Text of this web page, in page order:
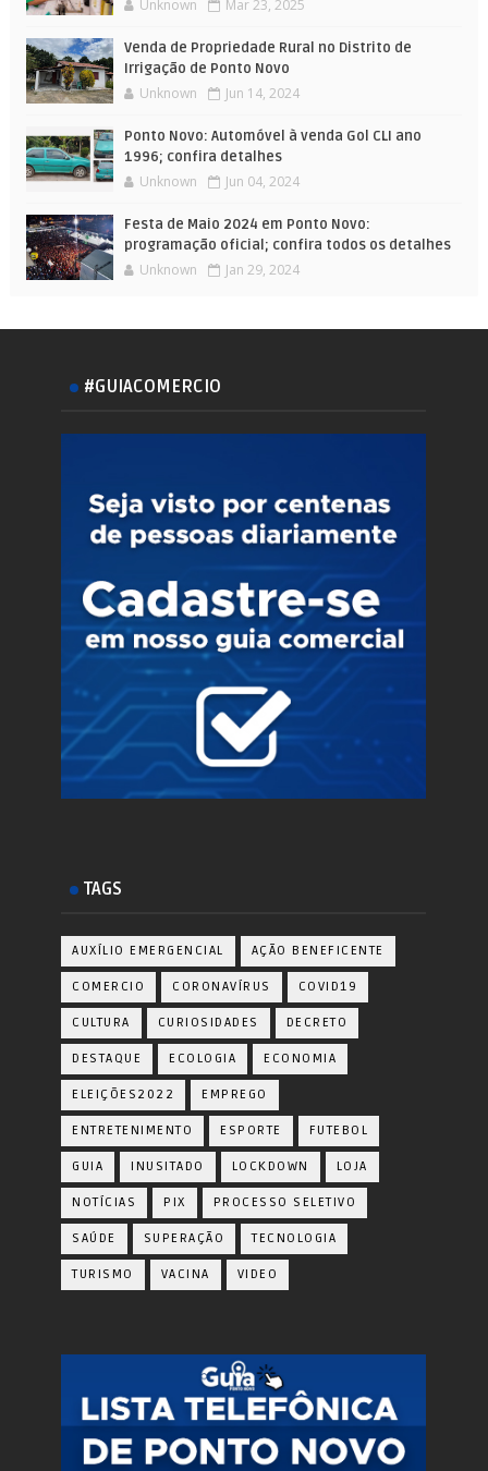
Unknown Mar 23, 2025
Venda de Propriedade Rural no Distrito de
Irrigação de Ponto Novo
Unknown Jun 14, 2024
Ponto Novo: Automóvel à venda Gol CLI ano
1996; confira detalhes
Unknown Jun 04, 2024
Festa de Maio 2024 em Ponto Novo:
programação oficial; confira todos os detalhes
Unknown Jan 29, 2024
#GUIACOMERCIO
TAGS
AUXÍLIO EMERGENCIAL AÇÃO BENEFICENTE
COMERCIO CORONAVÍRUS COVID19
CULTURA CURIOSIDADES DECRETO
DESTAQUE ECOLOGIA ECONOMIA
ELEIÇÕES2022 EMPREGO
ENTRETENIMENTO ESPORTE FUTEBOL
GUIA INUSITADO LOCKDOWN LOJA
NOTÍCIAS PIX PROCESSO SELETIVO
SAÚDE SUPERAÇÃO TECNOLOGIA
TURISMO VACINA VIDEO